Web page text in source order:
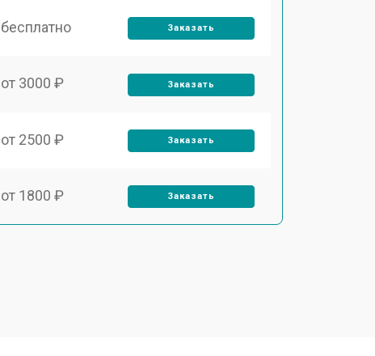
бесплатно Заказать
от 3000 ₽ Заказать
от 2500 ₽ Заказать
от 1800 ₽ Заказать